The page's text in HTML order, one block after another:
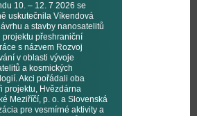
10. – 12. 7 2026 se
uskutečnila Víkendová
a stavby nanosatelitů
projektu přeshraniční
s názvem Rozvoj
v oblasti vývoje
a kosmických
Akci pořádali oba
projektu, Hvězdárna
Meziříčí, p. o. a Slovenská
pre vesmírné aktivity a